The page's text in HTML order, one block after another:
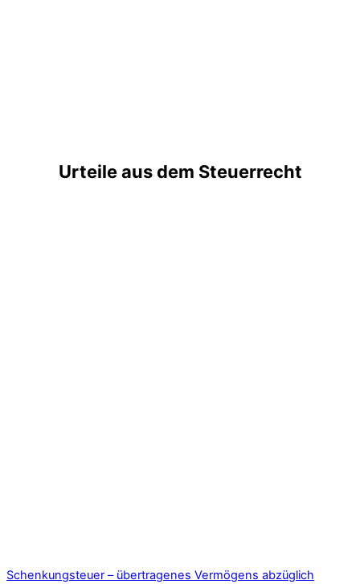
Urteile aus dem Steuerrecht
Schenkungsteuer – übertragenes Vermögens abzüglich